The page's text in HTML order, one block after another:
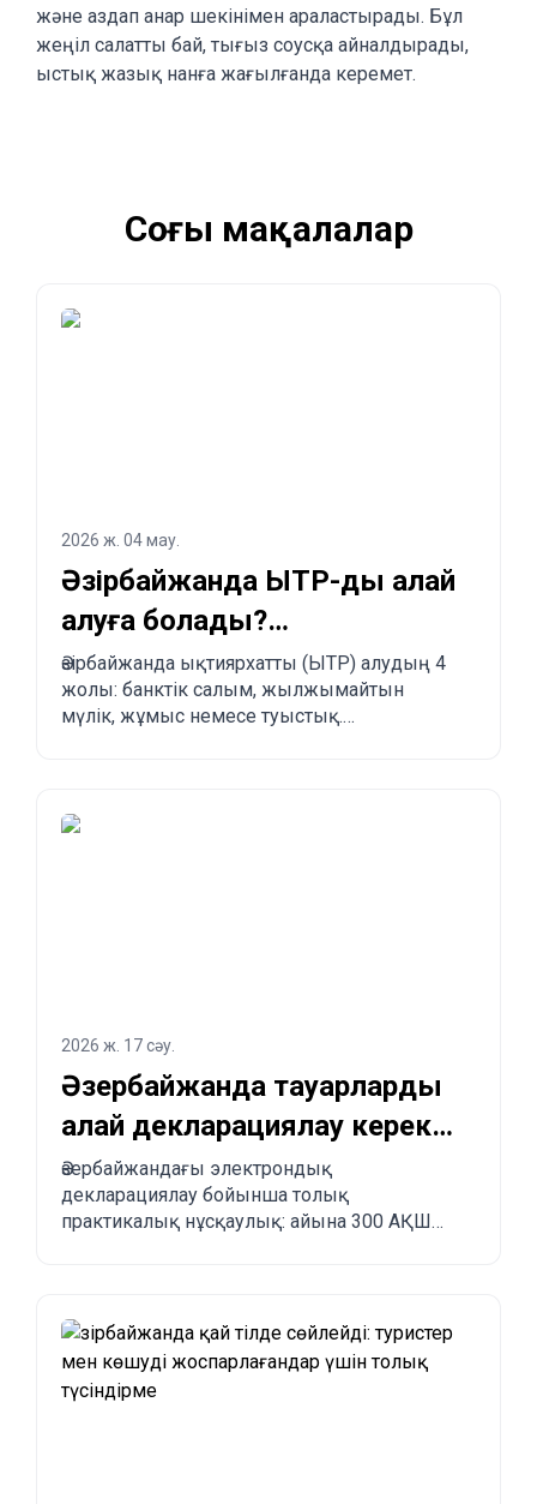
және аздап анар шекінімен араластырады. Бұл
жеңіл салатты бай, тығыз соусқа айналдырады,
ыстық жазық нанға жағылғанда керемет.
Соңғы мақалалар
2026 ж. 04 мау.
Әзірбайжанда ЫТР-ды қалай
алуға болады?
Заңдастырудың 4 жолы
Әзірбайжанда ықтиярхатты (ЫТР) алудың 4
жолы: банктік салым, жылжымайтын
мүлік, жұмыс немесе туыстық.
2026 ж. 17 сәу.
Әзербайжанда тауарларды
қалай декларациялау керек
және Қытайдан
Әзербайжанға қалай
Әзербайжандағы электрондық
декларациялау бойынша толық
практикалық нұсқаулық: айына 300 АҚШ
Қытайдан, Түркиядан, АҚШ-тан және басқа
елдерден Әзербайжанға қадам-қадаммен
тапсырыс беру үдерісі.